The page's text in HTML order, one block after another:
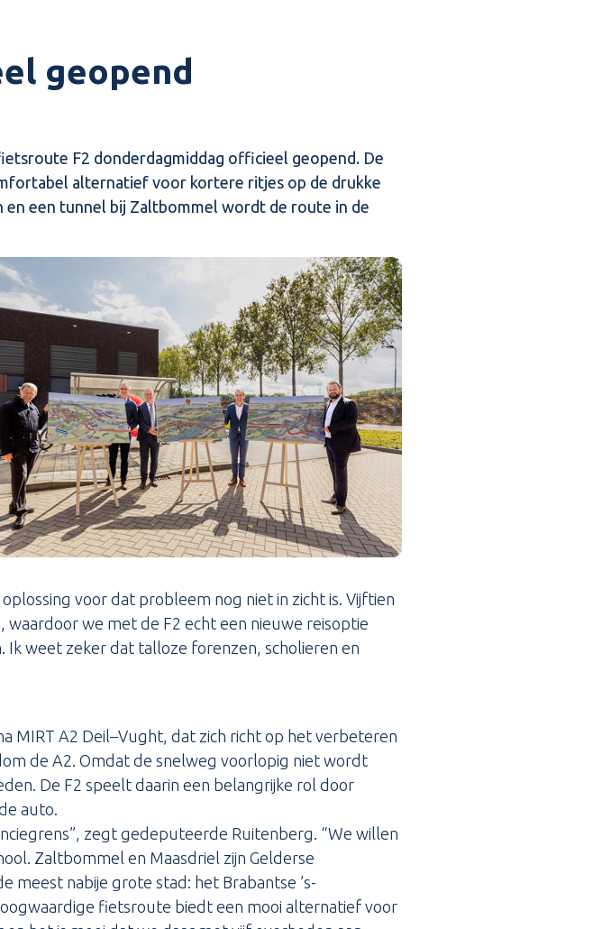
geopend
F2 donderdagmiddag officieel geopend. De
alternatief voor kortere ritjes op de drukke
en een tunnel bij Zaltbommel wordt de route in de
voor dat probleem nog niet in zicht is. Vijftien
we met de F2 echt een nieuwe reisoptie
Ik weet zeker dat talloze forenzen, scholieren en
MIRT A2 Deil–Vught, dat zich richt op het verbeteren
de A2. Omdat de snelweg voorlopig niet wordt
De F2 speelt daarin een belangrijke rol door
auto.
zegt gedeputeerde Ruitenberg. “We willen
Zaltbommel en Maasdriel zijn Gelderse
meest nabije grote stad: het Brabantse ’s-
fietsroute biedt een mooi alternatief voor